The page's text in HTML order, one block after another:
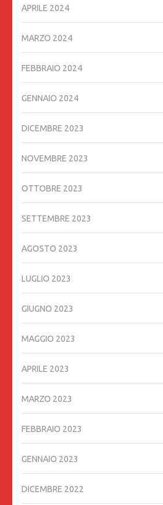
APRILE 2024
MARZO 2024
FEBBRAIO 2024
GENNAIO 2024
DICEMBRE 2023
NOVEMBRE 2023
OTTOBRE 2023
SETTEMBRE 2023
AGOSTO 2023
LUGLIO 2023
GIUGNO 2023
MAGGIO 2023
APRILE 2023
MARZO 2023
FEBBRAIO 2023
GENNAIO 2023
DICEMBRE 2022